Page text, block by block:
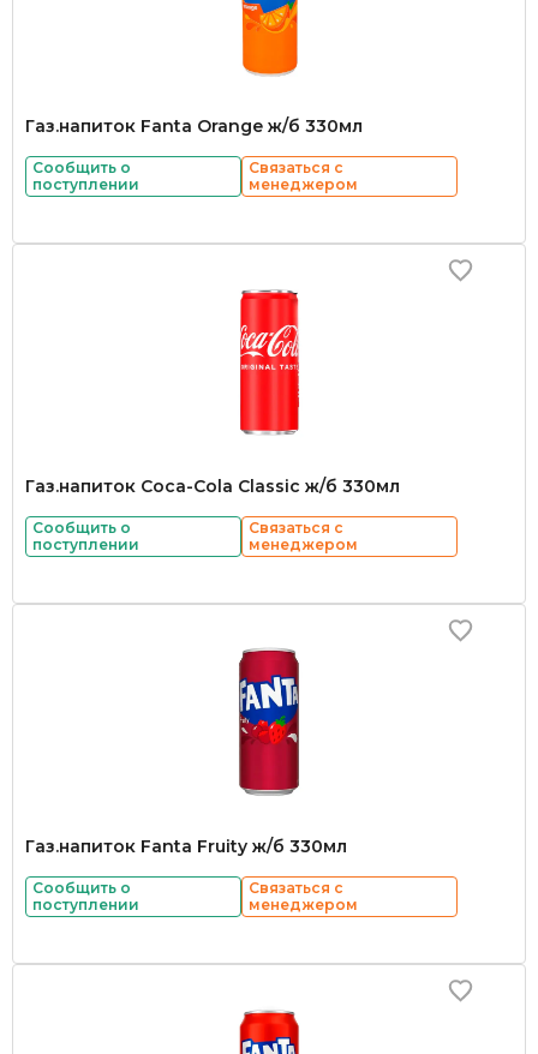
Газ.напиток Fanta Orange ж/б 330мл
Сообщить о
поступлении
Связаться с
менеджером
Газ.напиток Coca-Cola Classic ж/б 330мл
Сообщить о
поступлении
Связаться с
менеджером
Газ.напиток Fanta Fruity ж/б 330мл
Сообщить о
поступлении
Связаться с
менеджером